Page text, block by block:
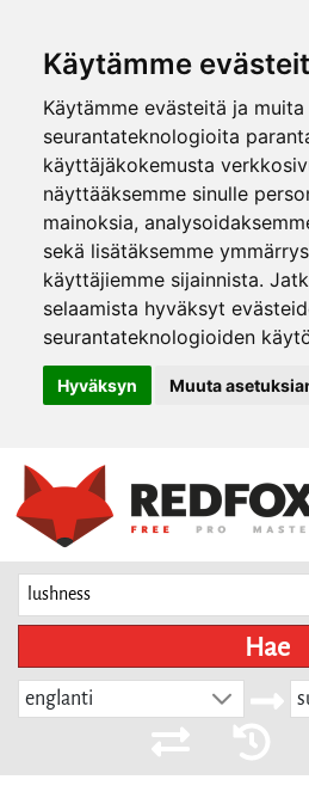
Käytämme
Käytämme evästeitä ja muita
seurantateknologioita
käyttäjäkokemusta
näyttääksemme sinulle
mainoksia,
sekä lisätäksemme
käyttäjiemme sijainnista.
selaamista hyväksyt
seurantateknologioiden
Hyväksyn Muuta
Hae
englanti